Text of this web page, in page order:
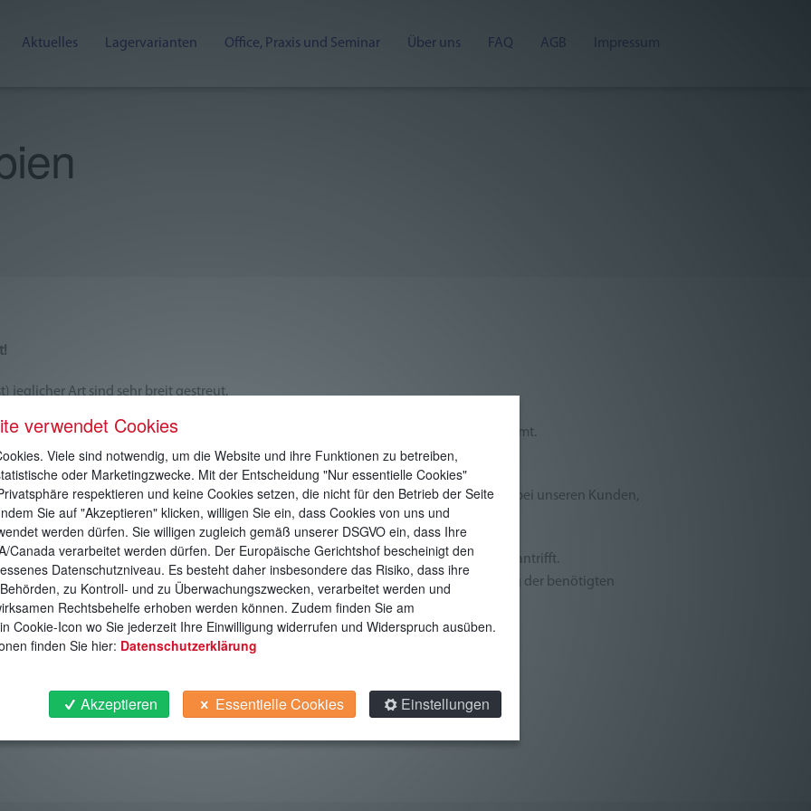
Aktuelles Lagervarianten Office, Praxis und Seminar Über uns FAQ AGB Impressum
jeglicher Art sind sehr breit gestreut.
nutzen unsere Stärke der Flexibilität aus, was Ihnen in vielen Bereichen zu Gute kommt.
dann passt es!
Sie selbst, nicht umsonst erfreuen wir uns von stetig steigender Beliebtheit bei unseren Kunden,
für einen Smalltalk haben und einen schnellen Kaffee.
einfließen zu lassen, die man in anderen Self-Storage-Lagern nicht antrifft.
für gewerbliche Kunden, die unkomplizierten Erweiterung oder Verkleinerung der benötigten
in unserem Boxenstopp, bis hin zur Transporthilfe ist vieles möglich.
von und zu unserem Lager, auch hier können wir zu fairen Preisen aushelfen.
verwendet Cookies
Viele sind notwendig, um die Website und ihre Funktionen zu betreiben,
oder Marketingzwecke. Mit der Entscheidung "Nur essentielle Cookies"
respektieren und keine Cookies setzen, die nicht für den Betrieb der Seite
Sie auf "Akzeptieren" klicken, willigen Sie ein, dass Cookies von uns und
werden dürfen. Sie willigen zugleich gemäß unserer DSGVO ein, dass Ihre
Canada verarbeitet werden dürfen. Der Europäische Gerichtshof bescheinigt den
Datenschutzniveau. Es besteht daher insbesondere das Risiko, dass ihre
zu Kontroll- und zu Überwachungszwecken, verarbeitet werden und
Rechtsbehelfe erhoben werden können. Zudem finden Sie am
Cookie-Icon wo Sie jederzeit Ihre Einwilligung widerrufen und Widerspruch ausüben.
finden Sie hier: Datenschutzerklärung
Akzeptieren Essentielle Cookies Einstellungen